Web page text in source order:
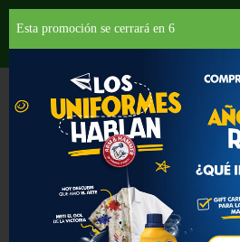
Departamentos
ERROR
¡Lo Sentimos!
Nuestro sistema ha detectado un error
Esta promoción se cerrará en 5